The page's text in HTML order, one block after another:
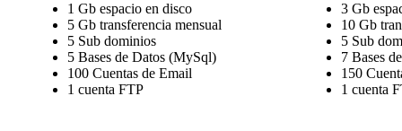
1 Gb espacio en disco
5 Gb transferencia mensual
5 Sub dominios
5 Bases de Datos (MySql)
100 Cuentas de Email
1 cuenta FTP
3 Gb
10 Gb
5 Sub
7 Bases
150
1 cuenta